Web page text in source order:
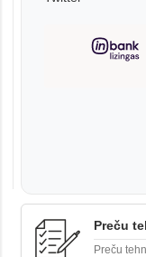
Preču
Preču